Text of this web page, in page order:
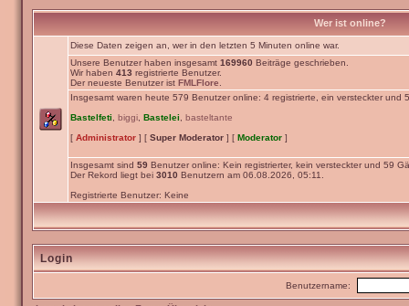
Wer ist online?
Diese Daten zeigen an, wer in den letzten 5 Minuten online war.
Unsere Benutzer haben insgesamt 169960 Beiträge geschrieben.
Wir haben 413 registrierte Benutzer.
Der neueste Benutzer ist FMLFlore
Insgesamt waren heute 579 Benutzer online: 4 registrierte, ein versteckter und
Bastelfeti
biggi Bastelei
basteltante
[ Administrator ] [ Super Moderator ] [ Moderator ]
Insgesamt sind 59 Benutzer online: Kein registrierter, kein versteckter und 59
Der Rekord liegt bei 3010 Benutzern am 06.08.2026, 05:11.
Registrierte Benutzer: Keine
Login
Benutzername: